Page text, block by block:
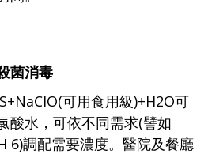
菌消毒
可用食用級)+H2O可
酸水，可依不同需求(譬如
6)調配需要濃度。醫院及餐廳